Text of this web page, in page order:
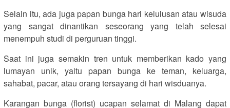
Selain itu, ada juga papan bunga hari kelulusan atau wisuda
yang sangat dinantikan seseorang yang telah selesai
menempuh studi di perguruan tinggi.
Saat ini juga semakin tren untuk memberikan kado yang
lumayan unik, yaitu papan bunga ke teman, keluarga,
sahabat, pacar, atau orang tersayang di hari wisduanya.
Karangan bunga (florist) ucapan selamat di Malang dapat